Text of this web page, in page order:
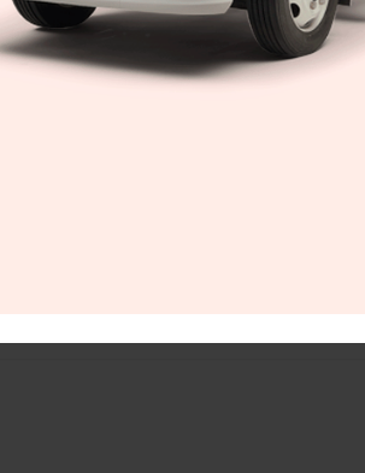
la primera mitad de 2016 se
liderazgo en Europa y
Dietmar Voggenreiter, jefe
con sede en Ingolstadt
unidades (+3.5%), de las
del 3.5%. Prácticamente cada
de los Audi Q3, Q5 y
la senda del éxito en el
registrando crecimiento.